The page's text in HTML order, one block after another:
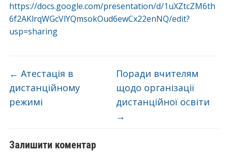
https://docs.google.com/presentation/d/1uXZtcZM6th
6f2AKlrqWGcVlYQmsokOud6ewCx22enNQ/edit?
usp=sharing
← Атестація в
дистанційному
режимі
Поради вчителям
щодо організації
дистанційної освіти
→
Залишити коментар